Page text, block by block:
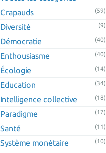
Crapauds
(59)
Diversité (9)
Démocratie (40)
Enthousiasme (40)
Écologie (14)
Education (34)
Intelligence collective (18)
Paradigme (17)
Santé (11)
Système monétaire (10)